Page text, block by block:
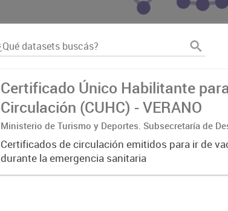
Certificado Único Habilitante
Circulación (CUHC) - VERANO
Ministerio de Turismo y Deportes. Subsecretaría de
Estratégico. Dirección Nacional de Mercados y
Certificados de circulación emitidos para ir de
durante la emergencia sanitaria